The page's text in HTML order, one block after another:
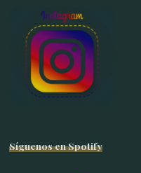
Síguenos en Spotify